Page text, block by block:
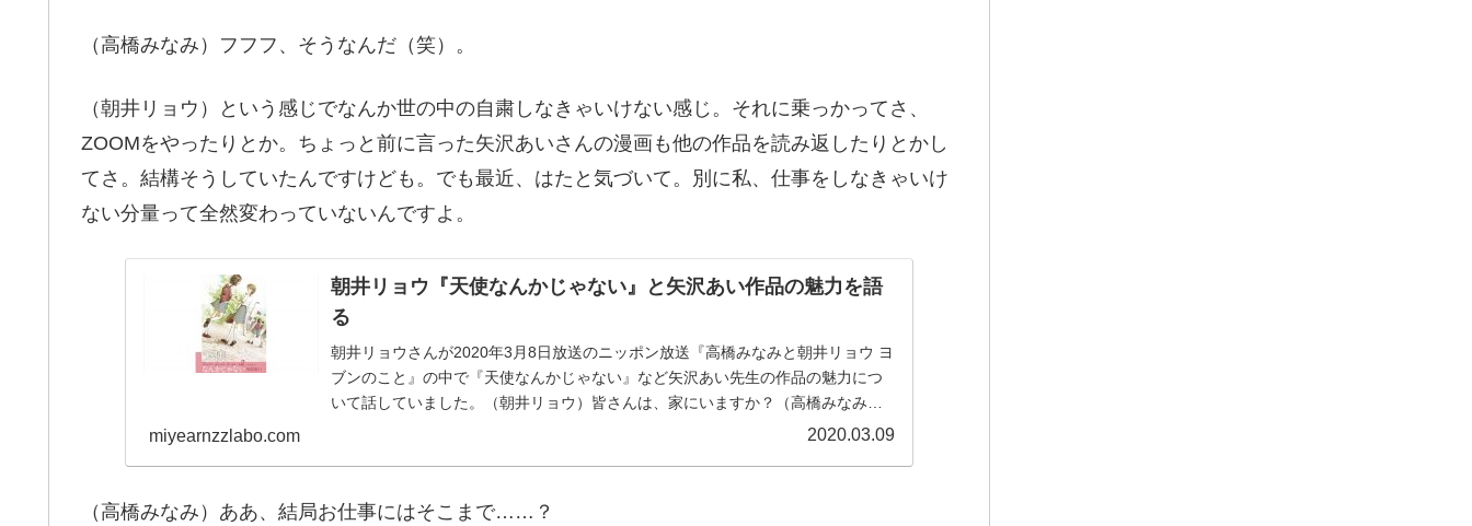
（高橋みなみ）フフフ、そうなんだ（笑）。
（朝井リョウ）という感じでなんか世の中の自粛しなきゃいけない感じ。それに乗っかってさ、
ZOOMをやったりとか。ちょっと前に言った矢沢あいさんの漫画も他の作品を読み返したりとかし
てさ。結構そうしていたんですけども。でも最近、はたと気づいて。別に私、仕事をしなきゃいけ
ない分量って全然変わっていないんですよ。
朝井リョウ『天使なんかじゃない』と矢沢あい作品の魅力を語
る
朝井リョウさんが2020年3月8日放送のニッポン放送『高橋みなみと朝井リョウ ヨ
ブンのこと』の中で『天使なんかじゃない』など矢沢あい先生の作品の魅力につ
いて話していました。（朝井リョウ）皆さんは、家にいますか？（高橋みなみ）
miyearnzzlabo.com 2020.03.09
（高橋みなみ）ああ、結局お仕事にはそこまで……？